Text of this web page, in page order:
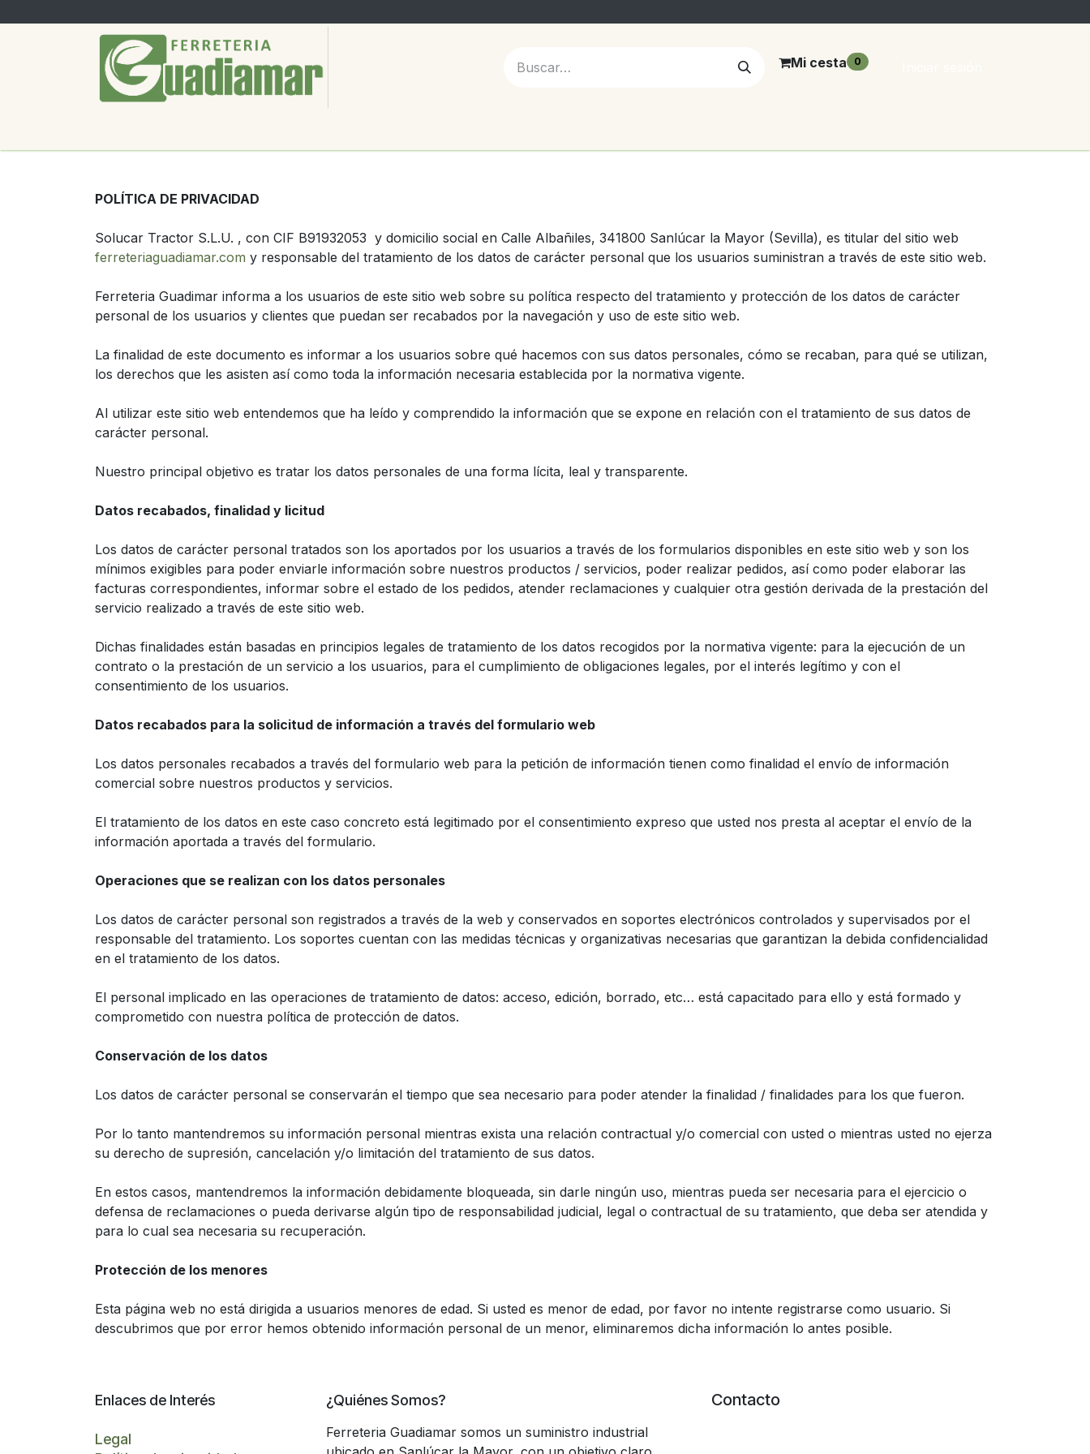
Mi cesta 0
POLÍTICA DE PRIVACIDAD
Solucar Tractor S.L.U. , con CIF B91932053 y domicilio social en Calle Albañiles, 341800 Sanlúcar la Mayor (Sevilla), es titular del sitio web
ferreteriaguadiamar.com y responsable del tratamiento de los datos de carácter personal que los usuarios suministran a través de este sitio web.
Ferreteria Guadimar informa a los usuarios de este sitio web sobre su política respecto del tratamiento y protección de los datos de carácter
personal de los usuarios y clientes que puedan ser recabados por la navegación y uso de este sitio web.
La finalidad de este documento es informar a los usuarios sobre qué hacemos con sus datos personales, cómo se recaban, para qué se utilizan,
los derechos que les asisten así como toda la información necesaria establecida por la normativa vigente.
Al utilizar este sitio web entendemos que ha leído y comprendido la información que se expone en relación con el tratamiento de sus datos de
carácter personal.
Nuestro principal objetivo es tratar los datos personales de una forma lícita, leal y transparente.
Datos recabados, finalidad y licitud
Los datos de carácter personal tratados son los aportados por los usuarios a través de los formularios disponibles en este sitio web y son los
mínimos exigibles para poder enviarle información sobre nuestros productos / servicios, poder realizar pedidos, así como poder elaborar las
facturas correspondientes, informar sobre el estado de los pedidos, atender reclamaciones y cualquier otra gestión derivada de la prestación del
servicio realizado a través de este sitio web.
Dichas finalidades están basadas en principios legales de tratamiento de los datos recogidos por la normativa vigente: para la ejecución de un
contrato o la prestación de un servicio a los usuarios, para el cumplimiento de obligaciones legales, por el interés legítimo y con el
consentimiento de los usuarios.
Datos recabados para la solicitud de información a través del formulario web
Los datos personales recabados a través del formulario web para la petición de información tienen como finalidad el envío de información
comercial sobre nuestros productos y servicios.
El tratamiento de los datos en este caso concreto está legitimado por el consentimiento expreso que usted nos presta al aceptar el envío de la
información aportada a través del formulario.
Operaciones que se realizan con los datos personales
Los datos de carácter personal son registrados a través de la web y conservados en soportes electrónicos controlados y supervisados por el
responsable del tratamiento. Los soportes cuentan con las medidas técnicas y organizativas necesarias que garantizan la debida confidencialidad
en el tratamiento de los datos.
El personal implicado en las operaciones de tratamiento de datos: acceso, edición, borrado, etc… está capacitado para ello y está formado y
comprometido con nuestra política de protección de datos.
Conservación de los datos
Los datos de carácter personal se conservarán el tiempo que sea necesario para poder atender la finalidad / finalidades para los que fueron.
Por lo tanto mantendremos su información personal mientras exista una relación contractual y/o comercial con usted o mientras usted no ejerza
su derecho de supresión, cancelación y/o limitación del tratamiento de sus datos.
En estos casos, mantendremos la información debidamente bloqueada, sin darle ningún uso, mientras pueda ser necesaria para el ejercicio o
defensa de reclamaciones o pueda derivarse algún tipo de responsabilidad judicial, legal o contractual de su tratamiento, que deba ser atendida y
para lo cual sea necesaria su recuperación.
Protección de los menores
Esta página web no está dirigida a usuarios menores de edad. Si usted es menor de edad, por favor no intente registrarse como usuario. Si
descubrimos que por error hemos obtenido información personal de un menor, eliminaremos dicha información lo antes posible.
Enlaces de Interés
Legal
¿Quiénes Somos?
Ferreteria Guadiamar somos un suministro industrial
Contacto